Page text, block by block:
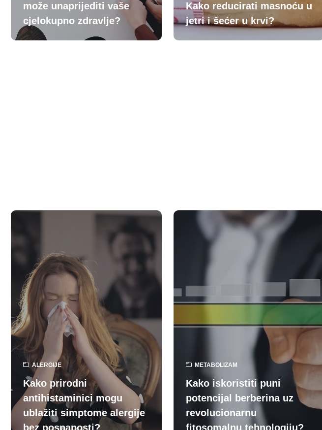
može unaprijediti vaše
cjelokupno zdravlje?
Kako reducirati masnoću u
jetri i šećer u krvi?
ALERGIJE
Kako prirodni
antihistaminici mogu
ublažiti simptome alergije
bez pospanosti?
METABOLIZAM
Kako iskoristiti puni
potencijal berberina uz
revolucionarnu
fitosomalnu tehnologiju?